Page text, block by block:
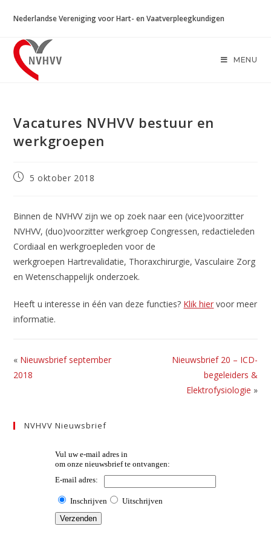
naar
inhoud
Nederlandse Vereniging voor Hart- en Vaatverpleegkundigen
MENU
Vacatures NVHVV bestuur en
werkgroepen
Bericht5 oktober 2018
Binnen de NVHVV zijn we op zoek naar een (vice)voorzitter
NVHVV, (duo)voorzitter werkgroep Congressen, redactieleden
Cordiaal en werkgroepleden voor de
werkgroepen Hartrevalidatie, Thoraxchirurgie, Vasculaire Zorg
en Wetenschappelijk onderzoek.
Heeft u interesse in één van deze functies? Klik hier voor meer
informatie.
« Nieuwsbrief september
2018
Nieuwsbrief 20 – ICD-
begeleiders &
Elektrofysiologie »
NVHVV Nieuwsbrief